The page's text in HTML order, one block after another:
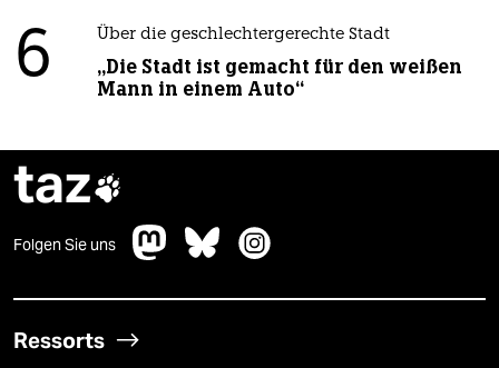
6 Über die geschlechtergerechte Stadt
„Die Stadt ist gemacht für den weißen
Mann in einem Auto“
taz
Folgen Sie uns
Ressorts